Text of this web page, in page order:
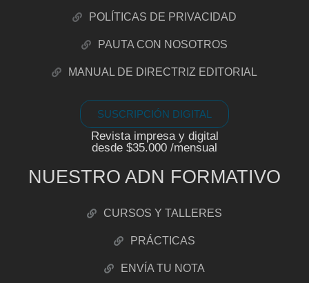
POLÍTICAS DE PRIVACIDAD
PAUTA CON NOSOTROS
MANUAL DE DIRECTRIZ EDITORIAL
SUSCRIPCIÓN DIGITAL
Revista impresa y digital
desde $35.000 /mensual
NUESTRO ADN FORMATIVO
CURSOS Y TALLERES
PRÁCTICAS
ENVÍA TU NOTA